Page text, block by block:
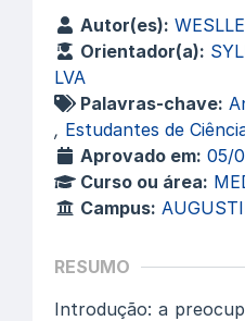
Autor(es):
Orientador(a):
LVA
Palavras-chave:
, Estudantes de
Aprovado em: 05/
Curso ou área:
Campus:
RESUMO
Introdução: a